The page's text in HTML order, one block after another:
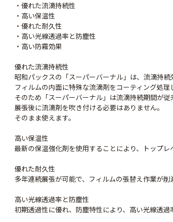
用テープ
PO穴あきトンネル
幅210cm
￥
・優れた流滴持続性
・高い保温性
・優れた耐久性
・高い光線透過率と防塵性
・高い防霧効果
優れた流滴持続性
昭和パックスの「スーパーバーナル」は、流滴持続
フィルムの内面に特殊な流滴剤をコーティング処理
そのため「スーパーバーナル」は流滴持続期間が従
展張後に流滴剤を吹き付ける必要はありません。
そのまま使えます。
高い保温性
最新の保温強化剤を使用することにより、トップレ
優れた耐久性
多年連続展張が可能で、フィルムの張替え作業が削
高い光線透過率と防塵性
初期透過性に優れ、防塵特性により、高い光線透過